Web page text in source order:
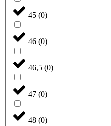
45 (0)
46 (0)
46,5 (0)
47 (0)
48 (0)